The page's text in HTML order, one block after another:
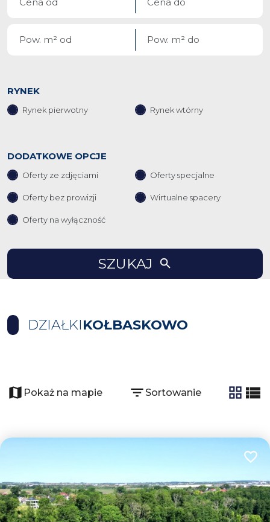
RYNEK
Rynek pierwotny Rynek wtórny
DODATKOWE OPCJE
Oferty ze zdjęciami Oferty specjalne
Oferty bez prowizji Wirtualne spacery
Oferty na wyłączność
SZUKAJ
DZIAŁKIKOŁBASKOWO
3
−Pokaż na mapie Sortowanie
tabela